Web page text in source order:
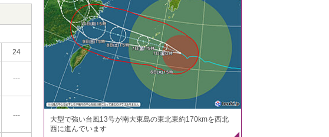
24
---
---
大型で強い台風13号が南大東島の東北東約170kmを西北
西に進んでいます